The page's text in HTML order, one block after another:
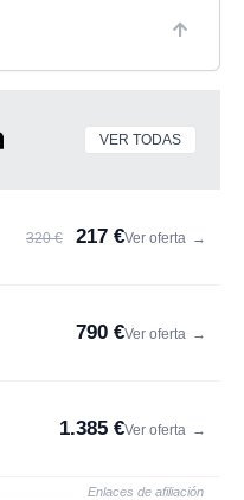
VER TODAS
320 € 217 €Ver oferta →
790 €Ver oferta →
1.385 €Ver oferta →
Enlaces de afiliación